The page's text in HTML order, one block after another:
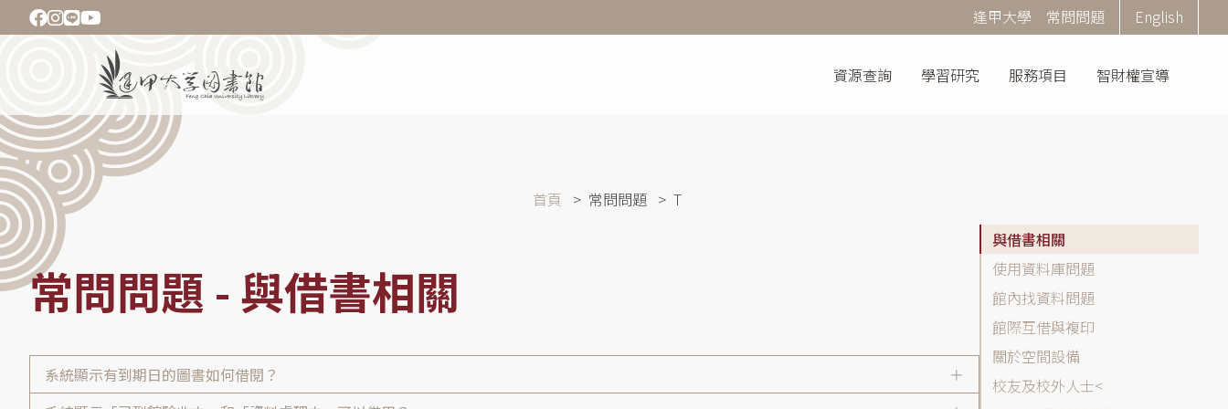
至
Corner
Menu
逢甲大學 常問問題 English
資源查詢 學習研究 服務項目 智財權宣導
導
航
連
結
首頁 常問問題 T
常問問題 - 與借書相關
系統顯示有到期日的圖書如何借閱？
問
題
(FAQ)
分
類
列
與借書相關
使用資料庫問題
館內找資料問題
館際互借與複印
關於空間設備
校友及校外人士